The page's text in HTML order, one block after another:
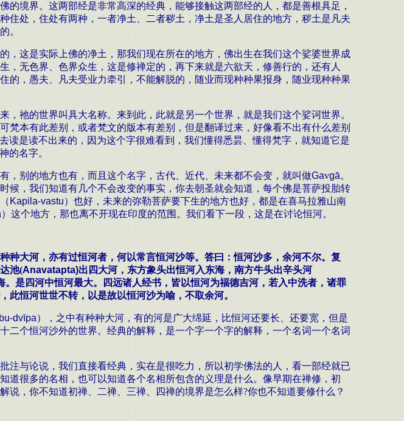
境界。这两部经是非常高深的经典，能够接触这两部经的人，都是善根具足，
处，住处有两种，一者净土、二者秽土，净土是圣人居住的地方，秽土是凡夫
。
这是实际上佛的净土，那我们现在所在的地方，佛出生在我们这个娑婆世界成
无色界、色界众生，这是修禅定的，再下来就是六欲天，修善行的，还有人
，愚夫、凡夫受业力牵引，不能解脱的，随业而现种种果报身，随业现种种果
祂的世界叫具大名称。来到此，此就是另一个世界，就是我们这个娑诃世界。
本有此差别，或者梵文的版本有差别，但是翻译过来，好像看不出有什么差别
读是读不出来的，因为这个字很难看到，我们懂得悉昙、懂得梵字，就知道它是
的名字。
，别的地方也有，而且这个名字，古代、近代、未来都不会变，就叫做Gavgā。
候，我们知道有几个不会改变的事实，你去朝圣就会知道，每个佛是菩萨投胎转
Kapila-vastu）也好，未来的弥勒菩萨要下生的地方也好，都是在喜马拉雅山南
） 这个地方，那也离不开现在印度的范围。我们看下一段，这是在讨论恒河。
大河，亦有过恒河者，何以常言恒河沙等。答曰：恒河沙多，余河不尔。复
池(Anavatapta)出四大河，东方象头出恒河入东海，南方牛头出辛头河
。是四河中恒河最大。四远诸人经书，皆以恒河为福德吉河，若入中洗者，诸罪
恒河世世不转，以是故以恒河沙为喻，不取余河。
dvīpa）
，之中有种种大河，有的河是广大绵延，比恒河还要长、还要宽，但是
个恒河沙外的世界。经典的解释，是一个字一个字的解释，一个名词一个名词
与论说，我们直接看经典，实在是很吃力，所以初学佛法的人，看一部经就已
很多的名相，也可以知道各个名相所包含的义理是什么。像早期在禅修，初
说，你不知道初禅、二禅、三禅、四禅的境界是怎么样?你也不知道要修什么？